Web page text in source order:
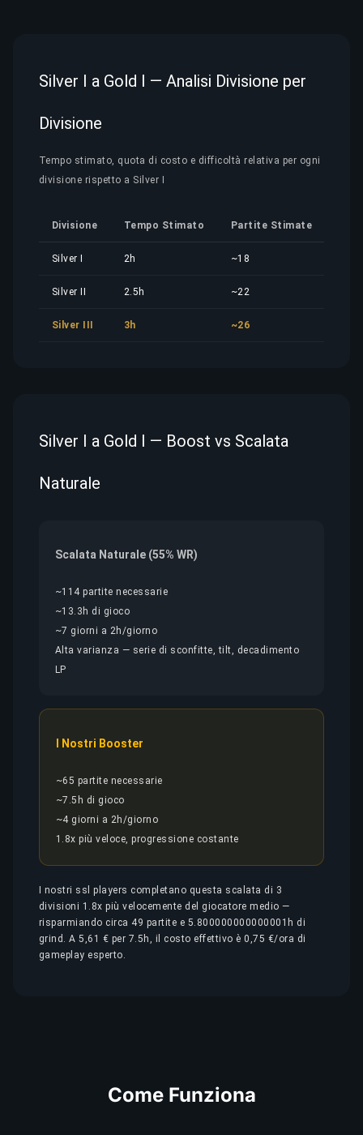
Silver I a Gold I — Analisi Divisione per
Divisione
Tempo stimato, quota di costo e difficoltà relativa per ogni
divisione rispetto a Silver I
Divisione Tempo Stimato Partite Stimate
Silver I 2h ~18
Silver II 2.5h ~22
Silver III 3h ~26
Silver I a Gold I — Boost vs Scalata
Naturale
Scalata Naturale (55% WR)
~114 partite necessarie
~13.3h di gioco
~7 giorni a 2h/giorno
Alta varianza — serie di sconfitte, tilt, decadimento
LP
I Nostri Booster
~65 partite necessarie
~7.5h di gioco
~4 giorni a 2h/giorno
1.8x più veloce, progressione costante
I nostri ssl players completano questa scalata di 3
divisioni 1.8x più velocemente del giocatore medio —
risparmiando circa 49 partite e 5.800000000000001h di
grind. A 5,61 € per 7.5h, il costo effettivo è 0,75 €/ora di
gameplay esperto.
Come Funziona